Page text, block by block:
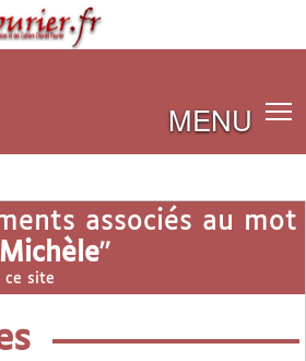
MENU
associés au mot
"
ce site